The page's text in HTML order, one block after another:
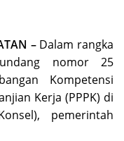
–Dalam rangka
undang nomor 25
Kompetensi
Kerja (PPPK) di
pemerintah